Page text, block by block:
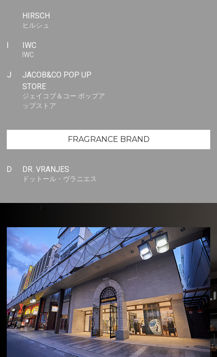
HIRSCH
ヒルシュ
I IWC
IWC
J
JACOB&CO POP UP
STORE
ジェイコブ＆コー ポップア
ップストア
FRAGRANCE BRAND
D DR. VRANJES
ドットール・ヴラニエス